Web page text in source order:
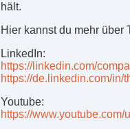
hält.
Hier kannst du mehr über
LinkedIn:
https://linkedin.com/
https://de.linkedin.com/
Youtube:
https://www.youtube.com/